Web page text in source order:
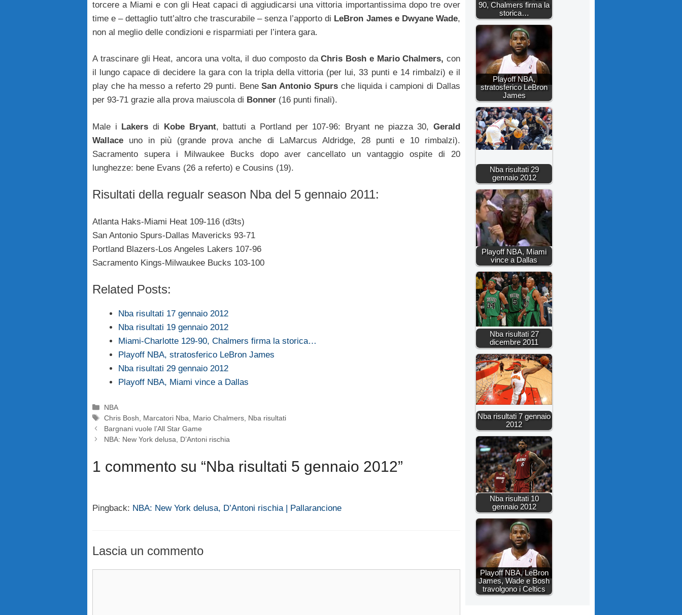
torcere a Miami e con gli Heat capaci di aggiudicarsi una vittoria importantissima dopo tre over
time e – dettaglio tutt’altro che trascurabile – senza l’apporto di LeBron James e Dwyane Wade,
non al meglio delle condizioni e risparmiati per l’intera gara.
A trascinare gli Heat, ancora una volta, il duo composto daChris Bosh e Mario Chalmers, con
il lungo capace di decidere la gara con la tripla della vittoria (per lui, 33 punti e 14 rimbalzi) e il
play che ha messo a referto 29 punti. BeneSan Antonio Spurs che liquida i campioni di Dallas
per 93-71 grazie alla prova maiuscola di Bonner (16 punti finali).
Male i Lakers di Kobe Bryant, battuti a Portland per 107-96: Bryant ne piazza 30,Gerald
Wallace uno in più (grande prova anche di LaMarcus Aldridge, 28 punti e 10 rimbalzi).
Sacramento supera i Milwaukee Bucks dopo aver cancellato un vantaggio ospite di 20
lunghezze: bene Evans (26 a referto) e Cousins (19).
Risultati della regualr season Nba del 5 gennaio 2011:
Atlanta Haks-Miami Heat 109-116 (d3ts)
San Antonio Spurs-Dallas Mavericks 93-71
Portland Blazers-Los Angeles Lakers 107-96
Sacramento Kings-Milwaukee Bucks 103-100
Related Posts:
Nba risultati 17 gennaio 2012
Nba risultati 19 gennaio 2012
Miami-Charlotte 129-90, Chalmers firma la storica…
Playoff NBA, stratosferico LeBron James
Nba risultati 29 gennaio 2012
Playoff NBA, Miami vince a Dallas
Categorie
NBA
Tag
Chris Bosh Marcatori Nba Mario Chalmers Nba risultati
Bargnani vuole l’All Star Game
NBA: New York delusa, D’Antoni rischia
1 commento su “Nba risultati 5 gennaio 2012”
Pingback: NBA: New York delusa, D’Antoni rischia | Pallarancione
Lascia un commento
90, Chalmers firma la
storica…
Playoff NBA,
stratosferico LeBron
James
Nba risultati 29
gennaio 2012
Playoff NBA, Miami
vince a Dallas
Nba risultati 27
dicembre 2011
Nba risultati 7 gennaio
2012
Nba risultati 10
gennaio 2012
Playoff NBA, LeBron
James, Wade e Bosh
travolgono i Celtics